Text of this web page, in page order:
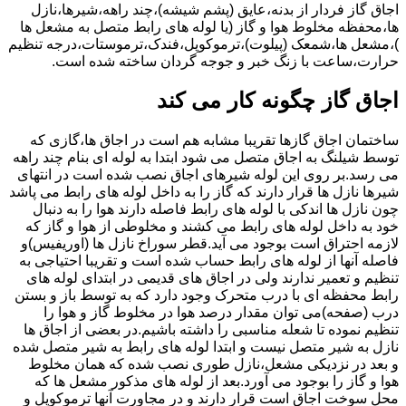
اجاق گاز فردار از بدنه،عایق (پشم شیشه)،چند راهه،شیرها،نازل
ها،محفظه مخلوط هوا و گاز (یا لوله های رابط متصل به مشعل ها
)،مشعل ها،شمعک (پیلوت)،ترموکوپل،فندک،ترموستات،درجه تنظیم
حرارت،ساعت با زنگ خبر و جوجه گردان ساخته شده است.
اجاق گاز چگونه کار می کند
ساختمان اجاق گازها تقریبا مشابه هم است در اجاق ها،گازی که
توسط شیلنگ به اجاق متصل می شود ابتدا به لوله ای بنام چند راهه
می رسد.بر روی این لوله شیرهای اجاق نصب شده است در انتهای
شیرها نازل ها قرار دارند که گاز را به داخل لوله های رابط می پاشد
چون نازل ها اندکی با لوله های رابط فاصله دارند هوا را به دنبال
خود به داخل لوله های رابط می کشند و مخلوطی از هوا و گاز که
لازمه احتراق است بوجود می آید.قطر سوراخ نازل ها (اوریفیس)و
فاصله آنها از لوله های رابط حساب شده است و تقریبا احتیاجی به
تنظیم و تعمیر ندارند ولی در اجاق های قدیمی در ابتدای لوله های
رابط محفظه ای با درب متحرک وجود دارد که به توسط باز و بستن
درب (صفحه)می توان مقدار درصد هوا در مخلوط گاز و هوا را
تنظیم نموده تا شعله مناسبی را داشته باشیم.در بعضی از اجاق ها
نازل به شیر متصل نیست و ابتدا لوله های رابط به شیر متصل شده
و بعد در نزدیکی مشعل،نازل طوری نصب شده که همان مخلوط
هوا و گاز را بوجود می آورد.بعد از لوله های مذکور مشعل ها که
محل سوخت اجاق است قرار دارند و در مجاورت آنها ترموکوپل و